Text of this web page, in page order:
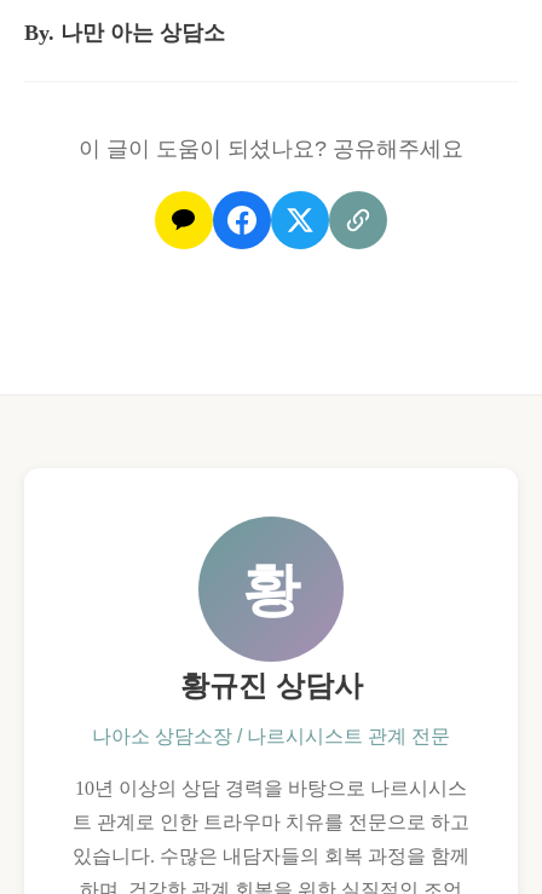
By. 나만 아는 상담소
이 글이 도움이 되셨나요? 공유해주세요
황
황규진 상담사
나아소 상담소장 / 나르시시스트 관계 전문
10년 이상의 상담 경력을 바탕으로 나르시시스
트 관계로 인한 트라우마 치유를 전문으로 하고
있습니다. 수많은 내담자들의 회복 과정을 함께
하며, 건강한 관계 회복을 위한 실질적인 조언